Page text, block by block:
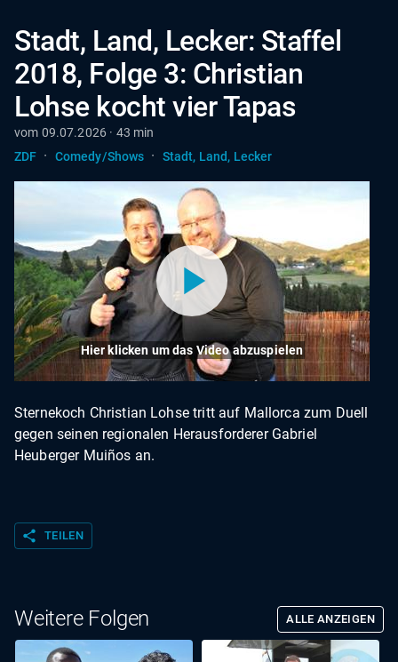
Stadt, Land, Lecker: Staffel
2018, Folge 3: Christian
Lohse kocht vier Tapas
vom 09.07.2026 · 43 min
ZDF · Comedy/Shows · Stadt, Land, Lecker
Hier klicken um das Video abzuspielen
Sternekoch Christian Lohse tritt auf Mallorca zum Duell
gegen seinen regionalen Herausforderer Gabriel
Heuberger Muiños an.
share TEILEN
Weitere Folgen ALLE ANZEIGEN